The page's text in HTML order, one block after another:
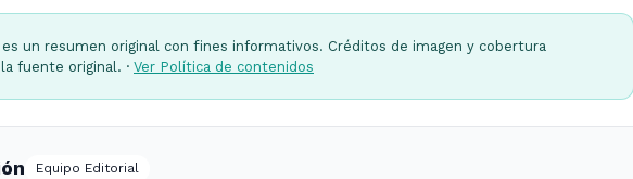
un resumen original con fines informativos. Créditos de imagen y cobertura
fuente original. · Ver Política de contenidos
Equipo Editorial